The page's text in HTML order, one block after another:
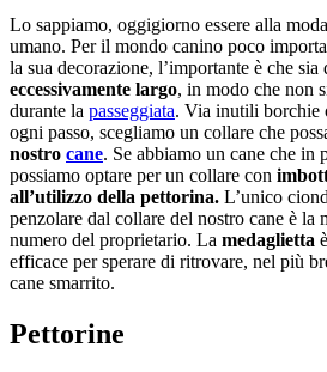
Lo sappiamo, oggigiorno essere alla
umano. Per il mondo canino poco
la sua decorazione, l’importante è che sia
eccessivamente largo, in modo che non
durante la passeggiata. Via inutili borchie
ogni passo, scegliamo un collare che
nostro cane. Se abbiamo un cane che in
possiamo optare per un collare con
all’utilizzo della pettorina. L’unico
penzolare dal collare del nostro cane è la
numero del proprietario. La medaglietta
efficace per sperare di ritrovare, nel più
cane smarrito.
Pettorine